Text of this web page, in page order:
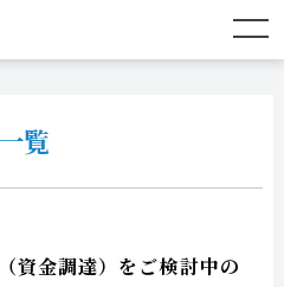
ご利用事例
お問い合わせ
覧
資金調達）をご検討中の